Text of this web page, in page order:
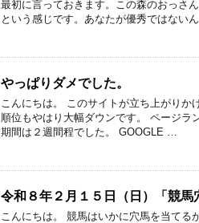
最初に言っておきます。この森のおっさ
という感じです。あなたが優秀ではない
やっぱりダメでした。
こんにちは。 このサイトが立ち上がり
順位もやはり大幅ダウンです。 ページラ
期間は２週間程でした。 GOOGLE …
令和８年２月１５日（日）「競
こんにちは。 競馬はいかに穴馬を当て